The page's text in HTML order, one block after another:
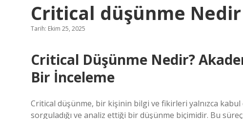
Critical düşünme Nedir
Tarih: Ekim 25, 2025
Critical Düşünme Nedir?
Bir İnceleme
Critical düşünme, bir kişinin bilgi ve fikirleri yalnızca
sorguladığı ve analiz ettiği bir düşünme biçimidir. Bu